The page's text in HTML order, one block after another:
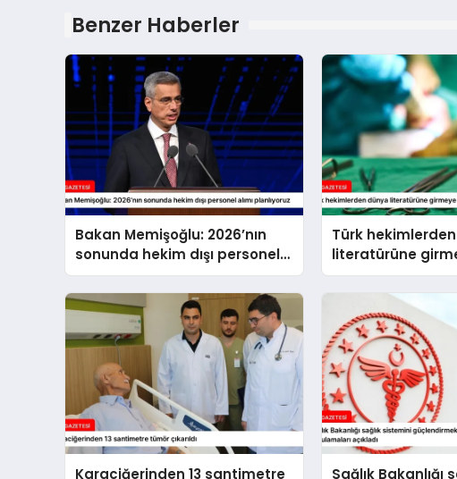
Benzer Haberler
Bakan Memişoğlu: 2026’nın
sonunda hekim dışı personel
alımı planlıyoruz
Türk
literatürüne
beyin tümörü
Karaciğerinden 13 santimetre Sağlık Bakanlığı